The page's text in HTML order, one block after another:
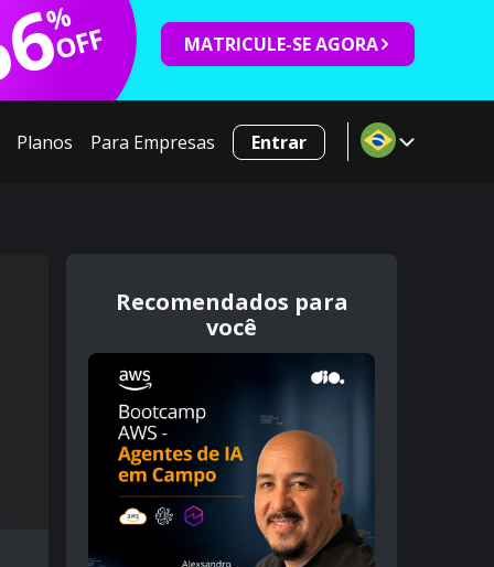
%
OFF MATRICULE-SE AGORA
Planos Para Empresas Entrar
Recomendados para
você